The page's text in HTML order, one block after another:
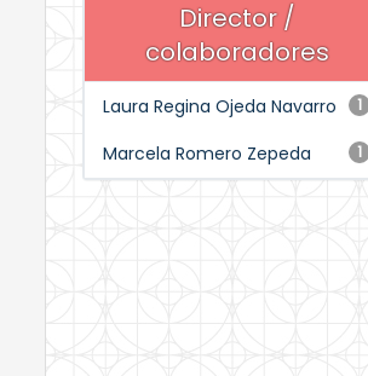
Director /
colaboradores
1
Laura Regina Ojeda Navarro
1
Marcela Romero Zepeda